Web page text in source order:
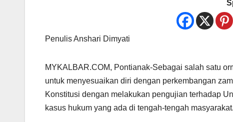
Penulis Anshari Dimyati
MYKALBAR.COM, Pontianak-Sebagai salah satu
untuk menyesuaikan diri dengan perkembangan
Konstitusi dengan melakukan pengujian terhadap
kasus hukum yang ada di tengah-tengah masyarakat.